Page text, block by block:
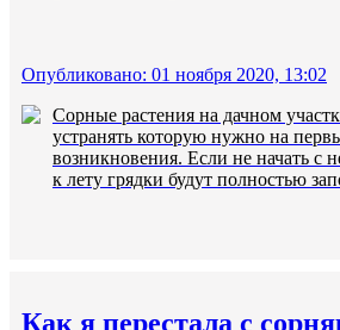
Опубликовано: 01 ноября 2020, 13:02
Сорные растения на дачном
устранять которую нужно на
возникновения. Если не начать с
к лету грядки будут полностью
Как я перестала с